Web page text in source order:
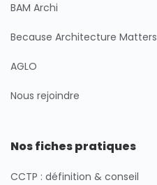
BAM Archi
Because Architecture Matters
AGLO
Nous rejoindre
Nos fiches pratiques
CCTP : définition & conseil